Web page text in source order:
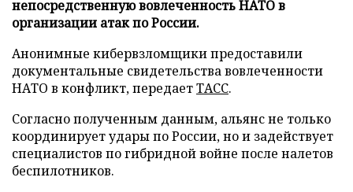
непосредственную вовлеченность НАТО в
организации атак по России.
Анонимные кибервзломщики предоставили
документальные свидетельства вовлеченности
НАТО в конфликт, передаетТАСС.
Согласно полученным данным, альянс не только
координирует удары по России, но и задействует
специалистов по гибридной войне после налетов
беспилотников.